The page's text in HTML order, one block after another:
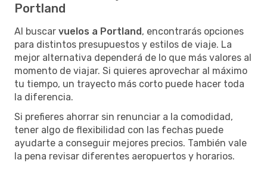
Portland
Al buscar vuelos a Portland, encontrarás opciones
para distintos presupuestos y estilos de viaje. La
mejor alternativa dependerá de lo que más valores al
momento de viajar. Si quieres aprovechar al máximo
tu tiempo, un trayecto más corto puede hacer toda
la diferencia.
Si prefieres ahorrar sin renunciar a la comodidad,
tener algo de flexibilidad con las fechas puede
ayudarte a conseguir mejores precios. También vale
la pena revisar diferentes aeropuertos y horarios.